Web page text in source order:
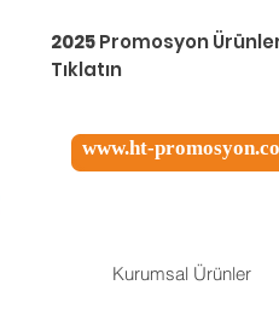
2025Promosyon
Tıklatın
www.ht-
Kurumsal Ürünler